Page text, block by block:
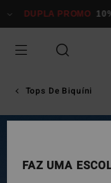
para
informação
DUPLA PROMO 10%
Tops De Biquíni
FAZ UMA